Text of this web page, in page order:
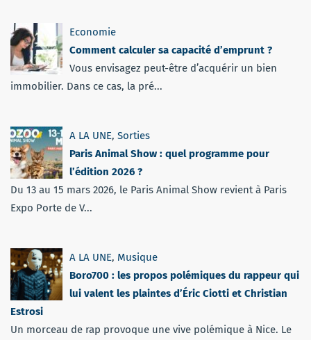
Economie
Comment calculer sa capacité d’emprunt ?
Vous envisagez peut-être d’acquérir un bien
immobilier. Dans ce cas, la pré...
A LA UNE, Sorties
Paris Animal Show : quel programme pour
l’édition 2026 ?
Du 13 au 15 mars 2026, le Paris Animal Show revient à Paris
Expo Porte de V...
A LA UNE, Musique
Boro700 : les propos polémiques du rappeur qui
lui valent les plaintes d’Éric Ciotti et Christian
Estrosi
Un morceau de rap provoque une vive polémique à Nice. Le